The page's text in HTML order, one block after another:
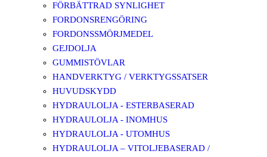
FÖRBÄTTRAD SYNLIGHET
FORDONSRENGÖRING
FORDONSSMÖRJMEDEL
GEJDOLJA
GUMMISTÖVLAR
HANDVERKTYG / VERKTYGSSATSER
HUVUDSKYDD
HYDRAULOLJA - ESTERBASERAD
HYDRAULOLJA - INOMHUS
HYDRAULOLJA - UTOMHUS
HYDRAULOLJA – VITOLJEBASERAD /